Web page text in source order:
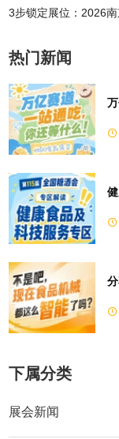
3步锁定展位：2026
热门新闻
下属分类
展会新闻